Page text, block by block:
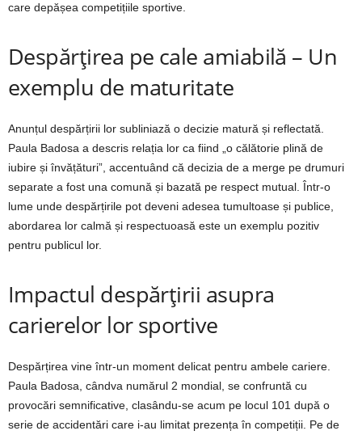
care depășea competițiile sportive.
Despărțirea pe cale amiabilă – Un
exemplu de maturitate
Anunțul despărțirii lor subliniază o decizie matură și reflectată.
Paula Badosa a descris relația lor ca fiind „o călătorie plină de
iubire și învățături”, accentuând că decizia de a merge pe drumuri
separate a fost una comună și bazată pe respect mutual. Într-o
lume unde despărțirile pot deveni adesea tumultoase și publice,
abordarea lor calmă și respectuoasă este un exemplu pozitiv
pentru publicul lor.
Impactul despărțirii asupra
carierelor lor sportive
Despărțirea vine într-un moment delicat pentru ambele cariere.
Paula Badosa, cândva numărul 2 mondial, se confruntă cu
provocări semnificative, clasându-se acum pe locul 101 după o
serie de accidentări care i-au limitat prezența în competiții. Pe de